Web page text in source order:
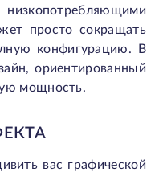
просто сокращать
конфигурацию. В
ориентированный
мощность.
вас графической